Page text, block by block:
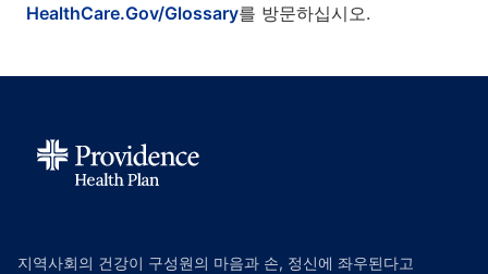
HealthCare.Gov/Glossary를 방문하십시오.
지역사회의 건강이 구성원의 마음과 손, 정신에 좌우된다고